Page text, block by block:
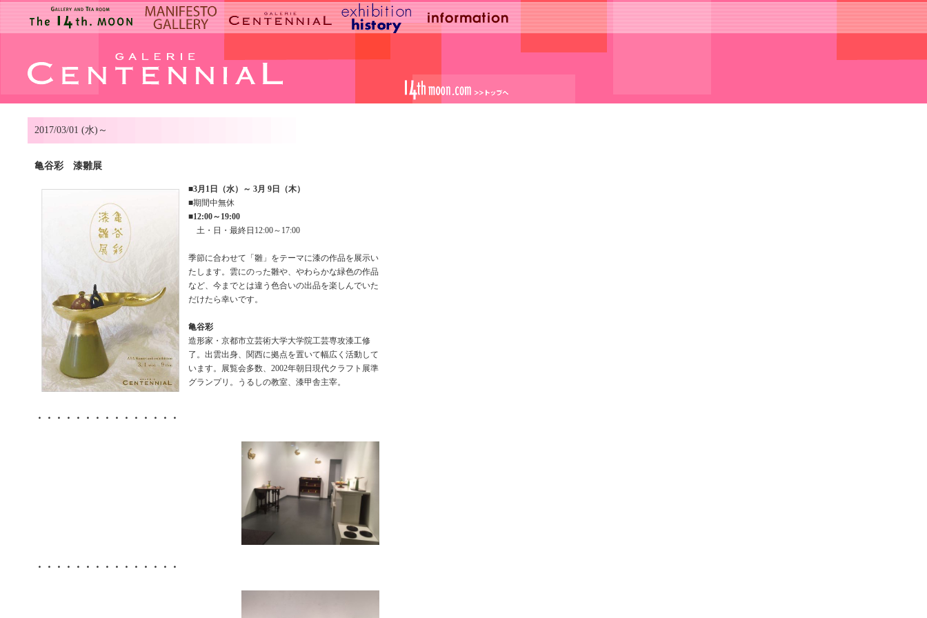
2017/03/01 (水)～
亀谷彩 漆雛展
■3月1日（水）～ 3月 9日（木）
■期間中無休
■12:00～19:00
土・日・最終日12:00～17:00
季節に合わせて「雛」をテーマに漆の作品を展示い
たします。雲にのった雛や、やわらかな緑色の作品
など、今までとは違う色合いの出品を楽しんでいた
だけたら幸いです。
亀谷彩
造形家・京都市立芸術大学大学院工芸専攻漆工修
了。出雲出身、関西に拠点を置いて幅広く活動して
います。展覧会多数、2002年朝日現代クラフト展準
グランプリ。うるしの教室、漆甲舎主宰。
・・・・・・・・・・・・・・・
・・・・・・・・・・・・・・・